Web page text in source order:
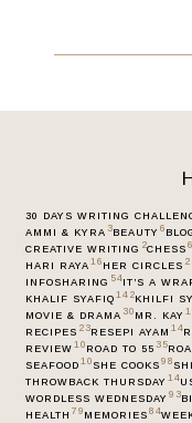
30 DAYS WRITING
AMMI & KYRA 3BEAUTY 6
CREATIVE WRITING 2CHESS 6
HARI RAYA 16 HER CIRCLES
INFOSHARING 54IT’S A
KHALIF SYAFIQ 142KHILFI
MOVIE & DRAMA 30 MR. KAY
RECIPES 23RESEPI AYAM 14
REVIEW 10 ROAD TO 55 35
SEAFOOD 10 SHE COOKS 98
THROWBACK THURSDAY 14
WORDLESS WEDNESDAY 93
HEALTH 79 MEMORIES 84